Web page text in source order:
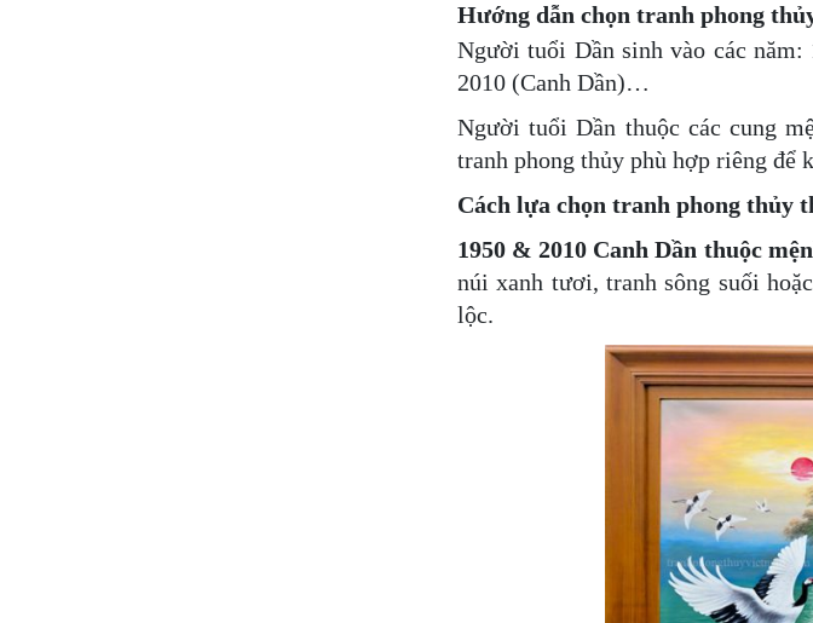
Hướng dẫn chọn tranh phong
Người tuổi Dần sinh vào các
2010 (Canh Dần)…
Người tuổi Dần thuộc các cung
tranh phong thủy phù hợp riêng để
Cách lựa chọn tranh phong thủy
1950 & 2010 Canh Dần thuộc
núi xanh tươi, tranh sông suối
lộc.